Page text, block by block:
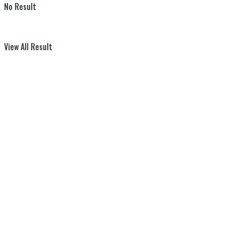
No Result
View All Result